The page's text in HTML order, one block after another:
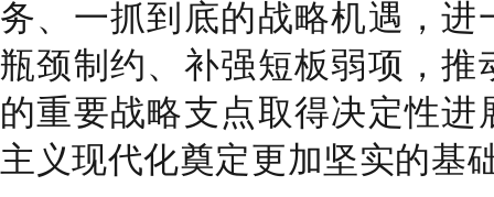
务、一抓到底的战略机遇，
瓶颈制约、补强短板弱项，
的重要战略支点取得决定性
主义现代化奠定更加坚实的基